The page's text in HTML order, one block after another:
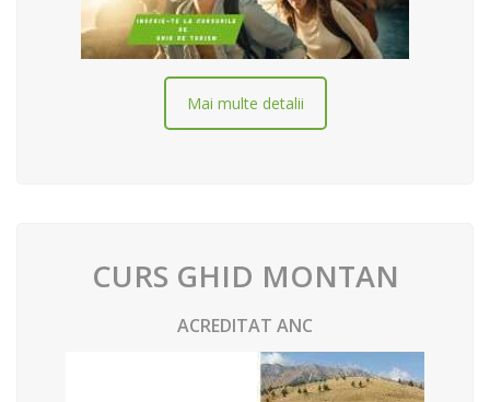
Mai multe detalii
CURS GHID MONTAN
ACREDITAT ANC